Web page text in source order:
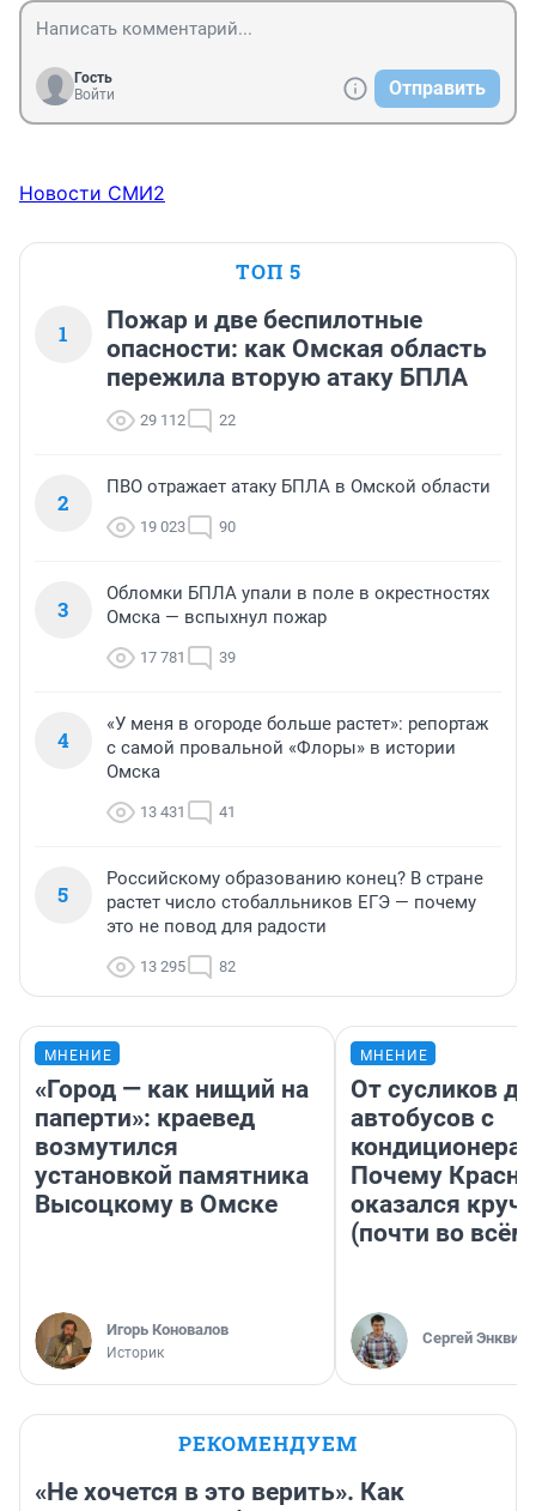
Гость
Войти
Отправить
Новости СМИ2
ТОП 5
1
Пожар и две беспилотные
опасности: как Омская область
пережила вторую атаку БПЛА
29 112 22
2
ПВО отражает атаку БПЛА в Омской области
19 023 90
3
Обломки БПЛА упали в поле в окрестностях
Омска — вспыхнул пожар
17 781 39
4
«У меня в огороде больше растет»: репортаж
с самой провальной «Флоры» в истории
Омска
13 431 41
5
Российскому образованию конец? В стране
растет число стобалльников ЕГЭ — почему
это не повод для радости
13 295 82
МНЕНИЕ
«Город — как нищий на
паперти»: краевед
возмутился
установкой памятника
Высоцкому в Омске
Игорь Коновалов
Историк
МНЕНИЕ
От сусликов до
автобусов с
Почему
оказался
(почти во
Сергей Энквист
РЕКОМЕНДУЕМ
«Не хочется в это верить». Как